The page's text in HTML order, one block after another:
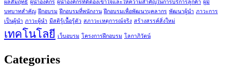
ผลสัมฤทธิ์ ผู้นำองค์กร ผู้นำองค์กรที่ดีต้องเข้าใจและให้ความสำคัญในการบริการลูกค้า ผู้มี
บทบาทสำคัญ ฝึกอบรม ฝึกอบรมที่พนักงาน ฝึกอบรมเพื่อพัฒนาบุคลากร พัฒนาผู้นำ ภาวะการ
เป็นผู้นำ ภาวะผู้นำ มีสติรู้เนื้อรู้ตัว สภาวะเหตุการณ์จริง สร้างสรรค์สิ่งใหม่
เทคโนโลยี เว็บอบรม โครงการฝึกอบรม โลกาภิวัตน์
Categories